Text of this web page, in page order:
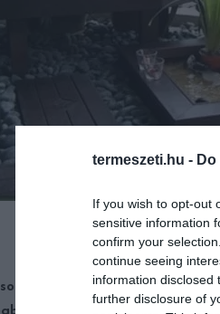
termeszeti.hu -
If you wish to opt-out
sensitive information
confirm your
continue seeing
information disclosed
further disclosure of
Fotó:
is befér?Minden együtt